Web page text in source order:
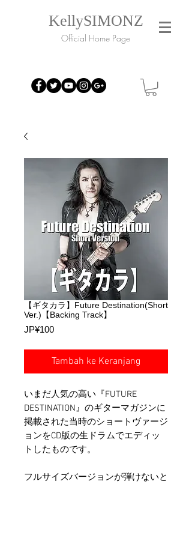
KellySIMONZ
Official Home Page
【ギタカラ】Future Destination(Short
Ver.)【Backing Track】
JP¥100Harga
Tambah ke Keranjang
いまだ人気の高い『FUTURE
DESTINATION』のギターマガジンに
掲載された当時のショートヴァージ
ョンをCD版の生ドラムでエディッ
トしたものです。
フルサイズバージョンが弾けないと